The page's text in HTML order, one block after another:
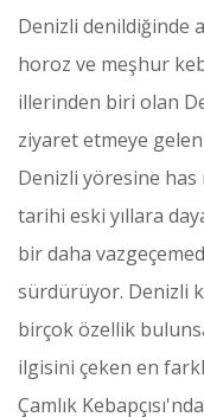
Denizli denildiğinde
horoz ve meşhur
illerinden biri olan
ziyaret etmeye
Denizli yöresine has
tarihi eski yıllara
bir daha
sürdürüyor. Denizli
birçok özellik
ilgisini çeken en
Çamlık